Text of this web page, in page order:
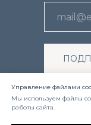
Я
обработку
Управление файлами
Мы используем файлы
работы сайта.